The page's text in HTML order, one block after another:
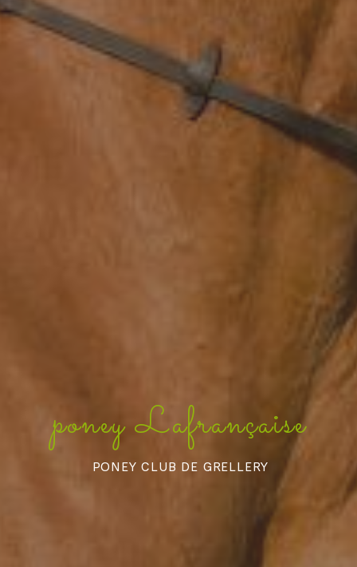
poney Lafrançaise
PONEY CLUB DE GRELLERY